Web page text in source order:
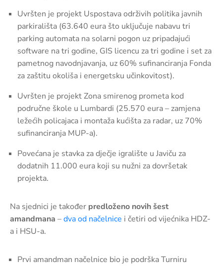
Uvršten je projekt Uspostava održivih politika javnih
parkirališta (63.640 eura što uključuje nabavu tri
parking automata na solarni pogon uz pripadajući
software na tri godine, GIS licencu za tri godine i set za
pametnog navodnjavanja, uz 60% sufinanciranja Fonda
za zaštitu okoliša i energetsku učinkovitost).
Uvršten je projekt Zona smirenog prometa kod
područne škole u Lumbardi (25.570 eura – zamjena
ležećih policajaca i montaža kućišta za radar, uz 70%
sufinanciranja MUP-a).
Povećana je stavka za dječje igralište u Javiču za
dodatnih 11.000 eura koji su nužni za dovršetak
projekta.
Na sjednici je također predloženo novih šest
amandmana –dva od načelnice i četiri od vijećnika HDZ-
a i HSU-a.
Prvi amandman načelnice bio je podrška Turniru